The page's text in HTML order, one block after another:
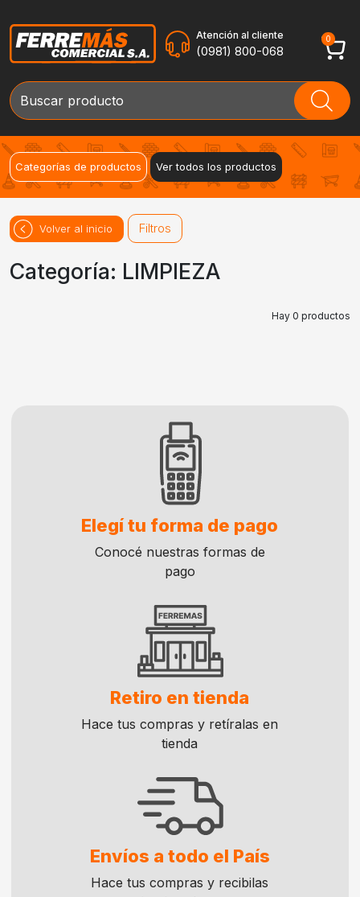
Atención al cliente
(0981) 800-068
0
Categorías de productos Ver todos los productos
Volver al inicio Filtros
Categoría: LIMPIEZA
Hay 0 productos
Elegí tu forma de pago
Conocé nuestras formas de
pago
Retiro en tienda
Hace tus compras y retíralas en
tienda
Envíos a todo el País
Hace tus compras y recibilas